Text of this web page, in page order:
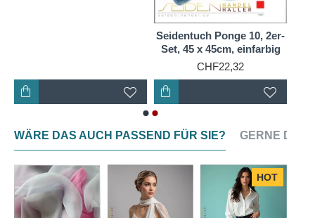
ultraleichte Nuno-Filz-Kreationen. Ponge 06 wird bei
uns als Meterware in 90 cm Breite und in Form
rollierter Tüchern/Schals in vielen Formaten sowohl
in Weiß als auch in einer riesigen Farbskala
angeboten.
Seidentuch Ponge 10, 2er-
Set, 45 x 45cm, einfarbig
CHF22,32
WÄRE DAS AUCH PASSEND FÜR SIE? GERNE
HOT